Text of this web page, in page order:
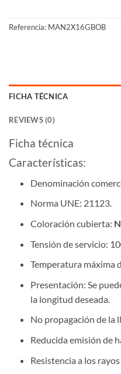
Referencia: MAN2X16GBOB
FICHA TÉCNICA
REVIEWS (0)
Ficha técnica
Características:
Denominación
Norma UNE: 21123.
Coloración cubierta:
Tensión de servicio:
Temperatura máxima
Presentación: Se
la longitud deseada.
No propagación de la
Reducida emisión de
Resistencia a los